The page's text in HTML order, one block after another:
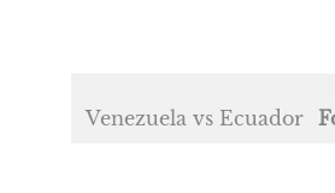
Venezuela vs Ecuador